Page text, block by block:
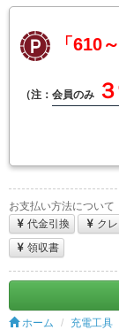
「610
（注： 会員のみ
お支払い方法について
代金引換
ク
領収書
ホーム 充電工具